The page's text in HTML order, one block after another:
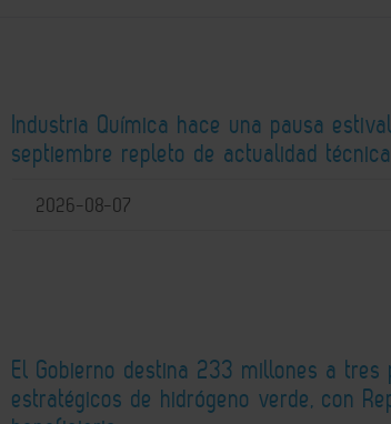
Industria Química hace una pausa
septiembre repleto de actualidad
2026-08-07
El Gobierno destina 233 millones a tres
estratégicos de hidrógeno verde, con